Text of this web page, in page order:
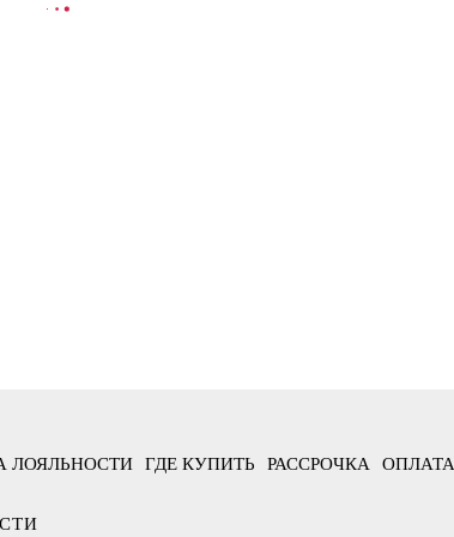
О ПОСТУПЛЕНИИ
ЛОЯЛЬНОСТИ ГДЕ КУПИТЬ РАССРОЧКА